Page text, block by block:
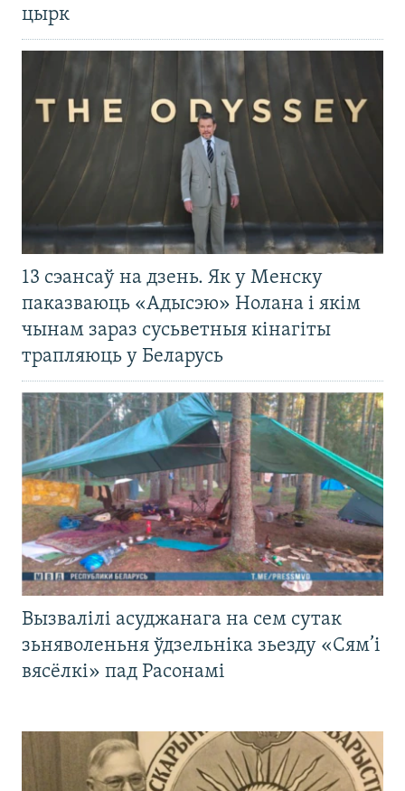
цырк
13 сэансаў на дзень. Як у Менску
паказваюць «Адысэю» Нолана і якім
чынам зараз сусьветныя кінагіты
трапляюць у Беларусь
Вызвалілі асуджанага на сем сутак
зьняволеньня ўдзельніка зьезду «Сям’і
вясёлкі» пад Расонамі